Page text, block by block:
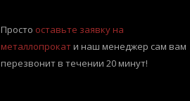
Просто оставьте заявку на
металлопрокати наш менеджер сам вам
перезвонит в течении 20 минут!